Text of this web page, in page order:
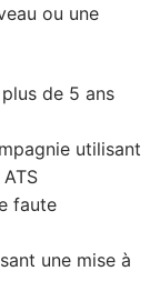
ou une
de 5 ans
utilisant
faute
une mise à